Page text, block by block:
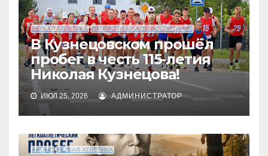
ЛЕГКАЯ АТЛЕТИКА ПАТРИОТИЧЕСКОЕ ВОСПИТАНИЕ
В Кузнецовском прошёл
пробег в честь 115-летия
Николая Кузнецова!
ИЮЛ 25, 2026 АДМИНИСТРАТОР
АНОНС ЛЕГКАЯ АТЛЕТИКА